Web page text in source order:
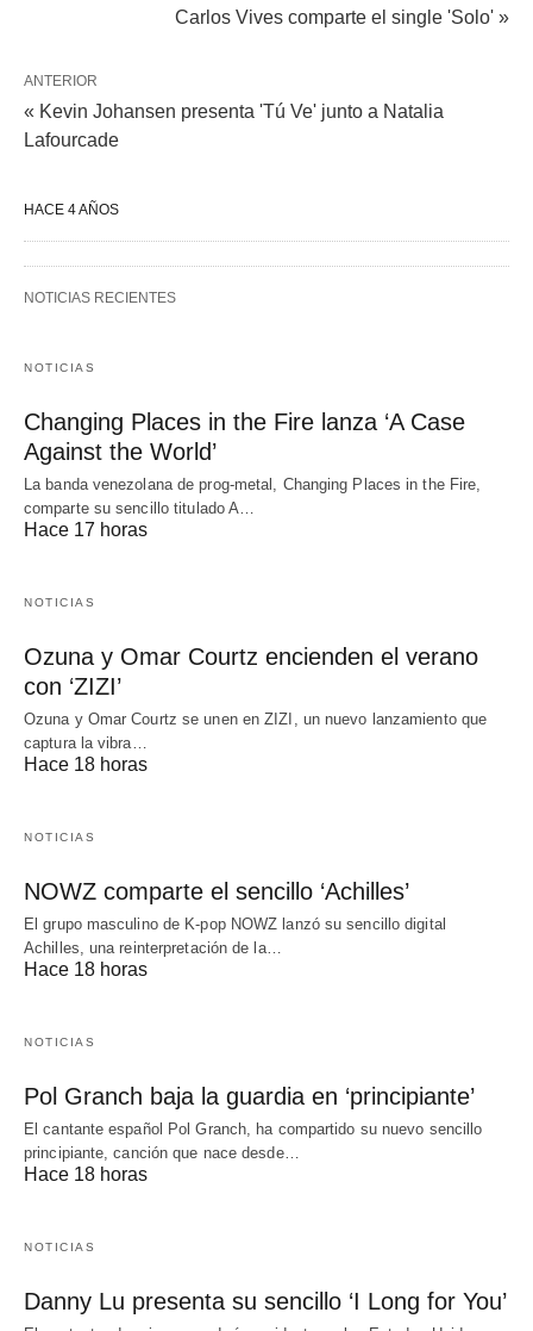
Carlos Vives comparte el single 'Solo' »
ANTERIOR
« Kevin Johansen presenta 'Tú Ve' junto a Natalia
Lafourcade
HACE 4 AÑOS
NOTICIAS RECIENTES
NOTICIAS
Changing Places in the Fire lanza ‘A Case
Against the World’
La banda venezolana de prog-metal, Changing Places in the Fire,
comparte su sencillo titulado A…
Hace 17 horas
NOTICIAS
Ozuna y Omar Courtz encienden el verano
con ‘ZIZI’
Ozuna y Omar Courtz se unen en ZIZI, un nuevo lanzamiento que
captura la vibra…
Hace 18 horas
NOTICIAS
NOWZ comparte el sencillo ‘Achilles’
El grupo masculino de K-pop NOWZ lanzó su sencillo digital
Achilles, una reinterpretación de la…
Hace 18 horas
NOTICIAS
Pol Granch baja la guardia en ‘principiante’
El cantante español Pol Granch, ha compartido su nuevo sencillo
principiante, canción que nace desde…
Hace 18 horas
NOTICIAS
Danny Lu presenta su sencillo ‘I Long for You’